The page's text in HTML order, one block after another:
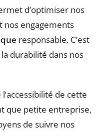
d’optimiser nos
nos engagements
responsable. C’est
durabilité dans nos
de cette
que petite entreprise,
de suivre nos